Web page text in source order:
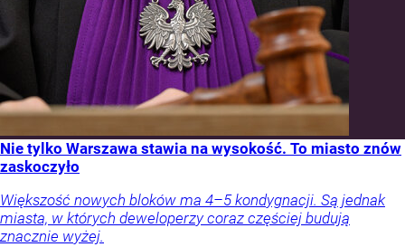
Nie tylko Warszawa stawia na wysokość. To miasto znów
zaskoczyło
Większość nowych bloków ma 4–5 kondygnacji. Są jednak
miasta, w których deweloperzy coraz częściej budują
znacznie wyżej.